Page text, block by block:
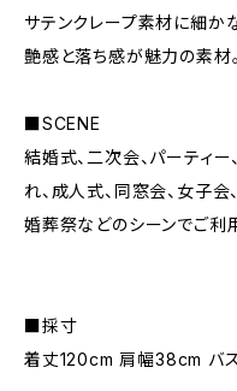
サテンクレープ素材に細か
艶感と落ち感が魅力の素材。
■SCENE
結婚式、二次会、パーティー
れ、成人式、同窓会、女子会
婚葬祭などのシーンでご利
■採寸
着丈120cm 肩幅38cm バ